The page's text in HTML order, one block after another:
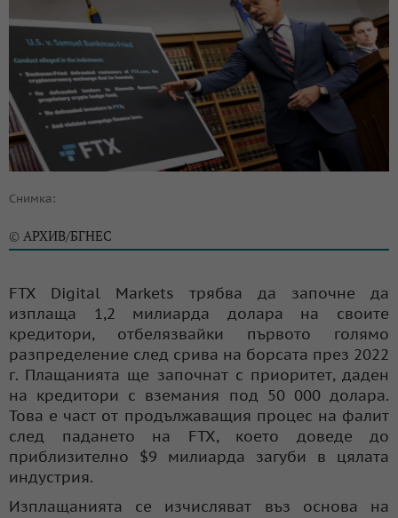
Снимка:
© АРХИВ/БГНЕС
FTX Digital Markets трябва да започне да
изплаща 1,2 милиарда долара на своите
кредитори, отбелязвайки първото голямо
разпределение след срива на борсата през 2022
г. Плащанията ще започнат с приоритет, даден
на кредитори с вземания под 50 000 долара.
Това е част от продължаващия процес на фалит
след падането на FTX, което доведе до
приблизително $9 милиарда загуби в цялата
индустрия.
Изплащанията се изчисляват въз основа на